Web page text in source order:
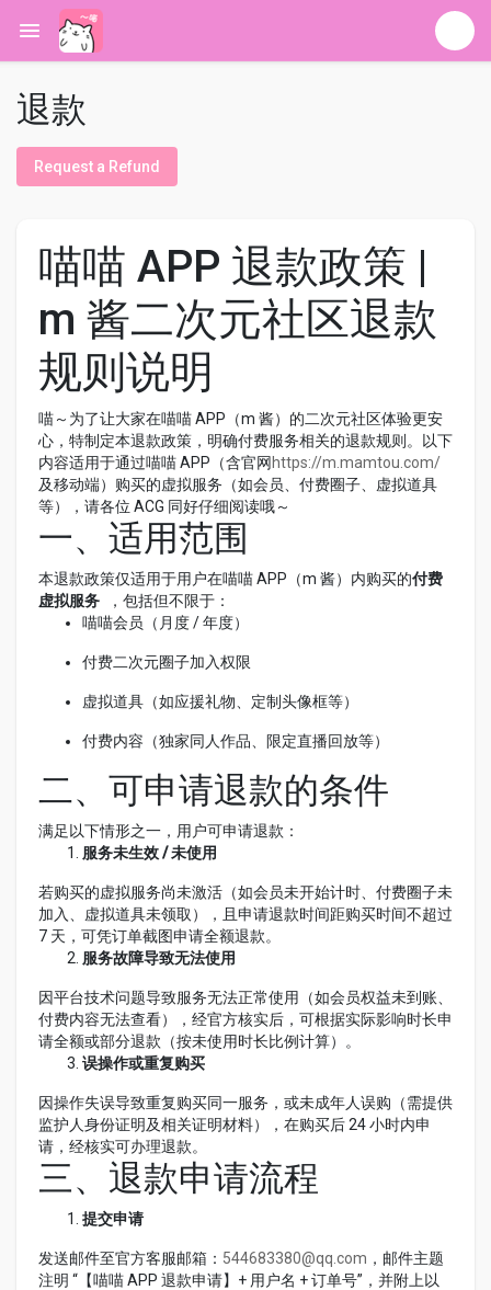
退款
Request a Refund
喵喵 APP 退款政策 |
m 酱二次元社区退款
规则说明
喵～为了让大家在喵喵 APP（m 酱）的二次元社区体验更安
心，特制定本退款政策，明确付费服务相关的退款规则。以下
内容适用于通过喵喵 APP（含官网 https://m.mamtou.com/
及移动端）购买的虚拟服务（如会员、付费圈子、虚拟道具
等），请各位 ACG 同好仔细阅读哦～
一、适用范围
本退款政策仅适用于用户在喵喵 APP（m 酱）内购买的付费
虚拟服务
，包括但不限于：
喵喵会员（月度 / 年度）
付费二次元圈子加入权限
虚拟道具（如应援礼物、定制头像框等）
付费内容（独家同人作品、限定直播回放等）
二、可申请退款的条件
满足以下情形之一，用户可申请退款：
服务未生效 / 未使用
若购买的虚拟服务尚未激活（如会员未开始计时、付费圈子未
加入、虚拟道具未领取），且申请退款时间距购买时间不超过
7 天，可凭订单截图申请全额退款。
服务故障导致无法使用
因平台技术问题导致服务无法正常使用（如会员权益未到账、
付费内容无法查看），经官方核实后，可根据实际影响时长申
请全额或部分退款（按未使用时长比例计算）。
误操作或重复购买
因操作失误导致重复购买同一服务，或未成年人误购（需提供
监护人身份证明及相关证明材料），在购买后 24 小时内申
请，经核实可办理退款。
三、退款申请流程
提交申请
发送邮件至官方客服邮箱： 544683380@qq.com ，邮件主题
注明 “【喵喵 APP 退款申请】+ 用户名 + 订单号”，并附上以